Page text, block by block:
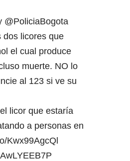
@PoliciaBogota
dos licores que
el cual produce
muerte. NO lo
al 123 si ve su
el licor que estaría
a personas en
Kwx99AgcQl